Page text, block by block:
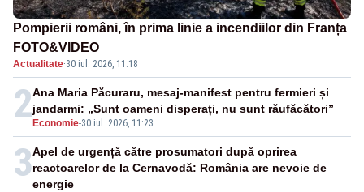
Pompierii români, în prima linie a incendiilor din Franța
FOTO&VIDEO
Actualitate·30 iul. 2026, 11:18
2 Economie-30 iul. 2026, 11:23
Ana Maria Păcuraru, mesaj-manifest pentru fermieri și
jandarmi: „Sunt oameni disperați, nu sunt răufăcători”
3Apel de urgență către prosumatori după oprirea
reactoarelor de la Cernavodă: România are nevoie de
energie